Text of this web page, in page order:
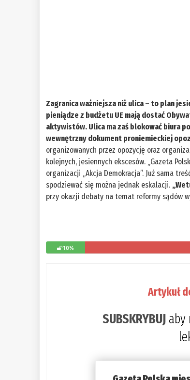
Zagranica ważniejsza niż ulica – to plan
pieniądze z budżetu UE mają dostać
aktywistów. Ulica ma zaś blokować biura
wewnętrzny dokument proniemieckiej
organizowanych przez opozycję oraz
kolejnych, jesiennych ekscesów. „Gazeta
organizacji „Akcja Demokracja”. Już sama
spodziewać się można jednak eskalacji.
przy okazji debaty na temat reformy sądów
10%
Artykuł
SUBSKRYBUJ aby